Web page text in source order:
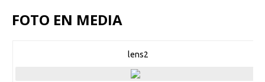
FOTO EN MEDIA
lens2